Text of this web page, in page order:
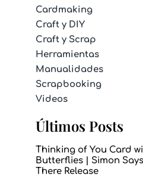
Cardmaking
Craft y DIY
Craft y Scrap
Herramientas
Manualidades
Scrapbooking
Videos
Últimos Posts
Thinking of You Card
Butterflies | Simon
There Release